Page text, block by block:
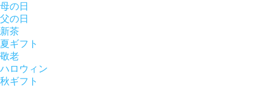
母の日
父の日
新茶
夏ギフト
敬老
ハロウィン
秋ギフト